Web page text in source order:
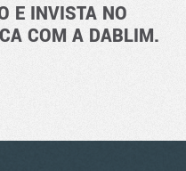
E INVISTA NO
COM A DABLIM.